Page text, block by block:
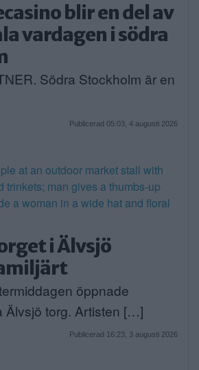
blir en del av
vardagen i södra
Södra Stockholm är en
Publicerad 05:03, 4 augusti 2026
i Älvsjö
öppnade
Älvsjö torg. Artisten […]
Publicerad 16:23, 3 augusti 2026